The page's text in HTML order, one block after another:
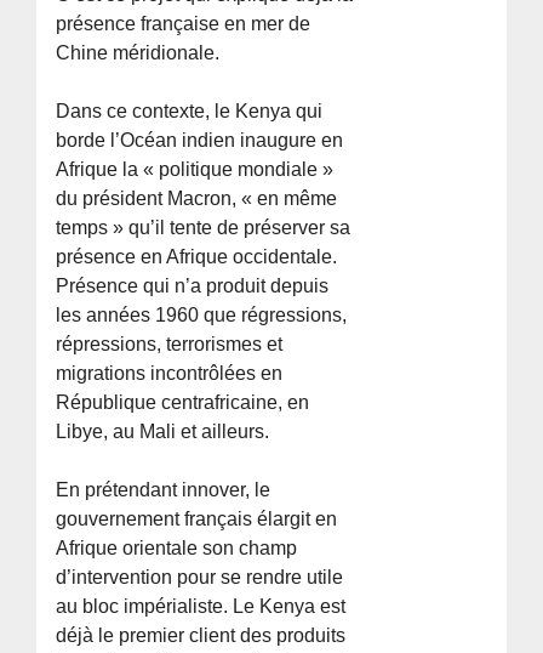
présence française en mer de
Chine méridionale.
Dans ce contexte, le Kenya qui
borde l’Océan indien inaugure en
Afrique la « politique mondiale »
du président Macron, « en même
temps » qu’il tente de préserver sa
présence en Afrique occidentale.
Présence qui n’a produit depuis
les années 1960 que régressions,
répressions, terrorismes et
migrations incontrôlées en
République centrafricaine, en
Libye, au Mali et ailleurs.
En prétendant innover, le
gouvernement français élargit en
Afrique orientale son champ
d’intervention pour se rendre utile
au bloc impérialiste. Le Kenya est
déjà le premier client des produits